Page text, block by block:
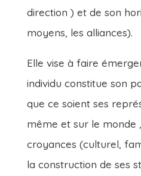
direction ) et de son
moyens, les alliances).
Elle vise à faire
individu constitue son
que ce soient ses
même et sur le monde
croyances (culturel,
la construction de ses